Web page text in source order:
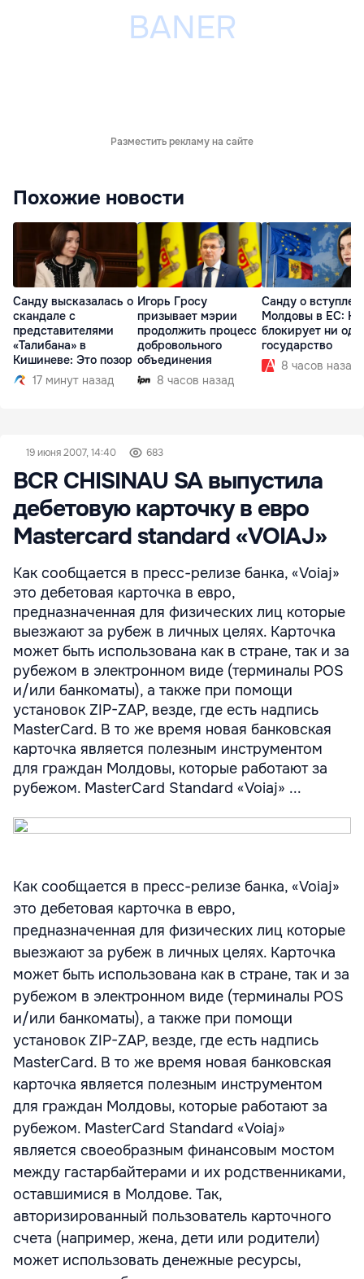
Разместить рекламу на сайте
Похожие новости
Санду высказалась о
скандале с
представителями
«Талибана» в
Кишиневе: Это позор
17 минут назад
Игорь Гросу
призывает мэрии
продолжить процесс
добровольного
объединения
8 часов назад
Санду о
Молдовы в ЕС:
блокирует ни
государство
8 часов назад
19 июня 2007, 14:40 683
BCR CHISINAU SA выпустила
дебетовую карточку в евро
Mastercard standard «VOIAJ»
Как сообщается в пресс-релизе банка, «Voiaj»
это дебетовая карточка в евро,
предназначенная для физических лиц которые
выезжают за рубеж в личных целях. Карточка
может быть использована как в стране, так и за
рубежом в электронном виде (терминалы POS
и/или банкоматы), а также при помощи
установок ZIP-ZAP, везде, где есть надпись
MasterCard. В то же время новая банковская
карточка является полезным инструментом
для граждан Молдовы, которые работают за
рубежом. MasterCard Standard «Voiaj» ...
Как сообщается в пресс-релизе банка, «Voiaj»
это дебетовая карточка в евро,
предназначенная для физических лиц которые
выезжают за рубеж в личных целях. Карточка
может быть использована как в стране, так и за
рубежом в электронном виде (терминалы POS
и/или банкоматы), а также при помощи
установок ZIP-ZAP, везде, где есть надпись
MasterCard. В то же время новая банковская
карточка является полезным инструментом
для граждан Молдовы, которые работают за
рубежом. MasterCard Standard «Voiaj»
является своеобразным финансовым мостом
между гастарбайтерами и их родственниками,
оставшимися в Молдове. Так,
авторизированный пользователь карточного
счета (например, жена, дети или родители)
может использовать денежные ресурсы,